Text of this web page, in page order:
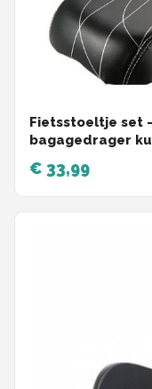
Fietsstoeltje set
bagagedrager
€ 33,99